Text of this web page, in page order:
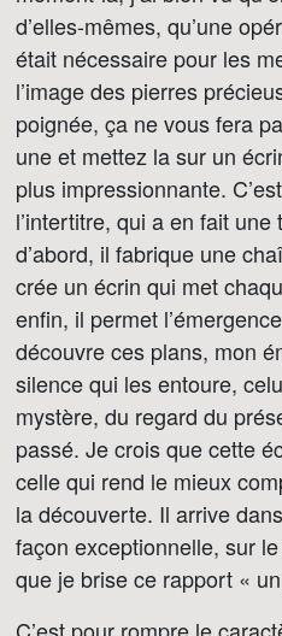
d’elles-mêmes, qu’une
était nécessaire pour les
l’image des pierres
poignée, ça ne vous fera
une et mettez la sur un
plus impressionnante.
l’intertitre, qui a en fait
d’abord, il fabrique une
crée un écrin qui met
enfin, il permet
découvre ces plans, mon
silence qui les entoure,
mystère, du regard du
passé. Je crois que cette
celle qui rend le mieux
la découverte. Il arrive dans
façon exceptionnelle, sur
que je brise ce rapport «